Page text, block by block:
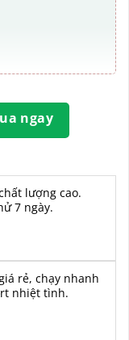
ngay
lượng cao.
7 ngày.
rẻ, chạy nhanh
nhiệt tình.